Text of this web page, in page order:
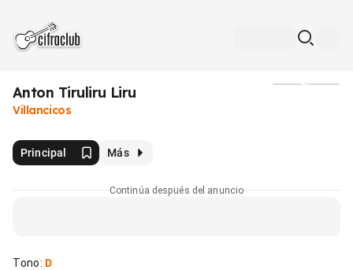
Anton Tiruliru Liru
Villancicos
Principal Más
Continúa después del anuncio
Tono: D